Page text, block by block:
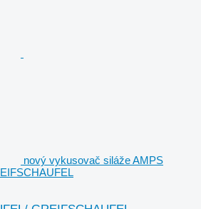
nový vykusovač siláže AMPS